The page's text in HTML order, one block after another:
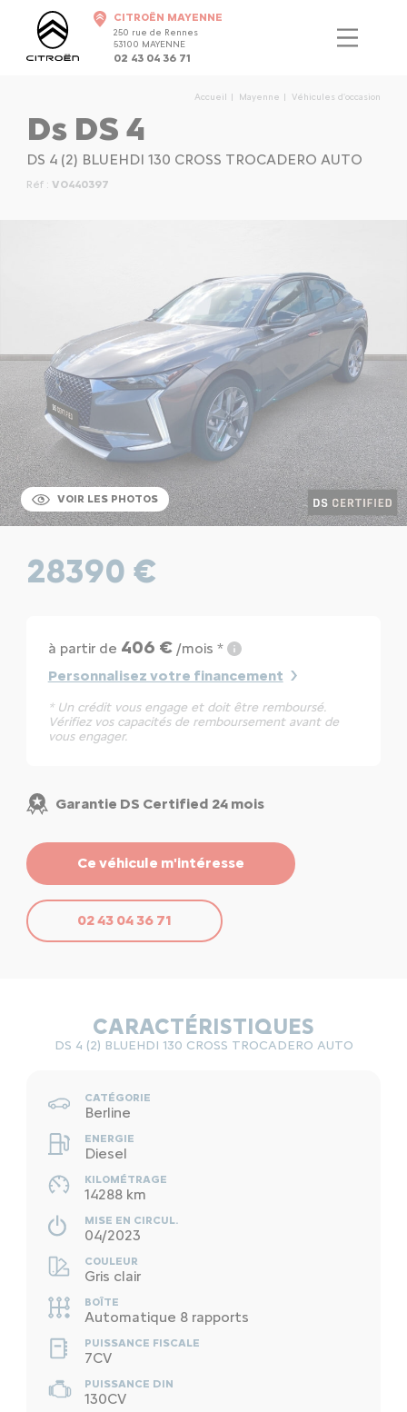
CITROËN MAYENNE
250 rue de Rennes
53100 MAYENNE
02 43 04 36 71
Accueil Mayenne Véhicules d'occasion
Ds DS 4
DS 4 (2) BLUEHDI 130 CROSS TROCADERO AUTO
Réf : VO440397
VOIR LES PHOTOS
28390 €
à partir de 406 €/mois *
Personnalisez votre financement
* Un crédit vous engage et doit être remboursé.
Vérifiez vos capacités de remboursement avant de
vous engager.
Garantie DS Certified 24 mois
Ce véhicule m'intéresse
02 43 04 36 71
CARACTÉRISTIQUES
DS 4 (2) BLUEHDI 130 CROSS TROCADERO AUTO
CATÉGORIE
Berline
ENERGIE
Diesel
KILOMÉTRAGE
14288 km
MISE EN CIRCUL.
04/2023
COULEUR
Gris clair
BOÎTE
Automatique 8 rapports
PUISSANCE FISCALE
7CV
PUISSANCE DIN
130CV